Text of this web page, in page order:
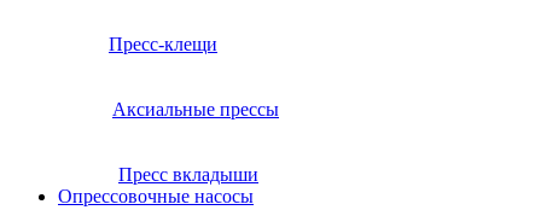
Пресс-клещи
Аксиальные прессы
Пресс вкладыши
Опрессовочные насосы